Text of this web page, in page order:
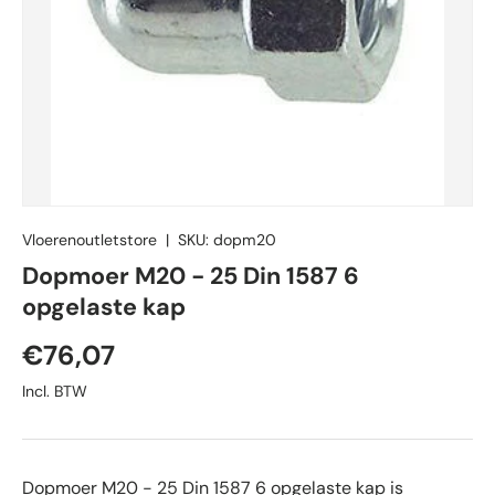
Vloerenoutletstore | SKU: dopm20
Dopmoer M20 - 25 Din 1587 6
opgelaste kap
Reguliere prijs
€76,07
Incl. BTW
Dopmoer M20 - 25 Din 1587 6 opgelaste kap is